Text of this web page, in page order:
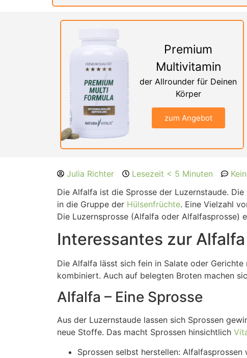
Premium
Multivitamin
der Allrounder für Deinen
Körper
zum Angebot
Julia Richter Lesezeit < 5 Minuten
Die Alfalfa ist die Sprosse der Luzernstaude.
in die Gruppe der Hülsenfrüchte. Eine Vielzahl
Die Luzernsprosse (Alfalfa oder Alfalfasprosse)
Interessantes zur Alfalfa
Die Alfalfa lässt sich fein in Salate oder
kombiniert. Auch auf belegten Broten machen
Alfalfa – Eine Sprosse
Aus der Luzernstaude lassen sich Sprossen
neue Stoffe. Das macht Sprossen hinsichtlich
Sprossen selbst herstellen: